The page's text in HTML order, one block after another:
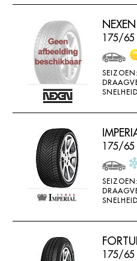
175/65
175/65
175/65